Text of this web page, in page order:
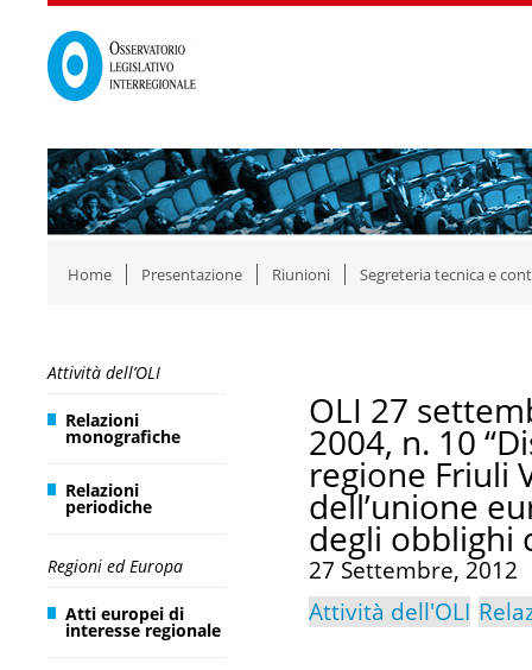
Home Presentazione Riunioni Segreteria tecnica e
Attività dell’OLI
Relazioni
monografiche
Relazioni
periodiche
Regioni ed Europa
Atti europei di
interesse regionale
OLI 27
2004, n. 10
regione Friuli
dell’unione
degli obblighi
27 Settembre, 2012
Attività dell'OLI